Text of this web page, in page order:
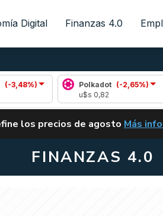
Digital Finanzas 4.0
Polkadot (-2,65%)
u$s 0,82
ALERTA
los precios de agosto Más
FINANZAS 4.0